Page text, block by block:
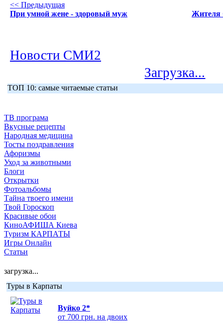
<< Предыдущая
При умной жене - здоровый муж
Жителя
Новости СМИ2
Загрузка...
ТОП 10: самые читаемые статьи
ТВ програма
Вкусные рецепты
Народная медицина
Тосты поздравления
Афоризмы
Уход за животными
Блоги
Открытки
Фотоальбомы
Тайна твоего имени
Твой Гороскоп
Красивые обои
КиноАФИША Киева
Туризм КАРПАТЫ
Игры Онлайн
Статьи
загрузка...
Туры в Карпаты
Вуйко 2*
от 700 грн. на двоих